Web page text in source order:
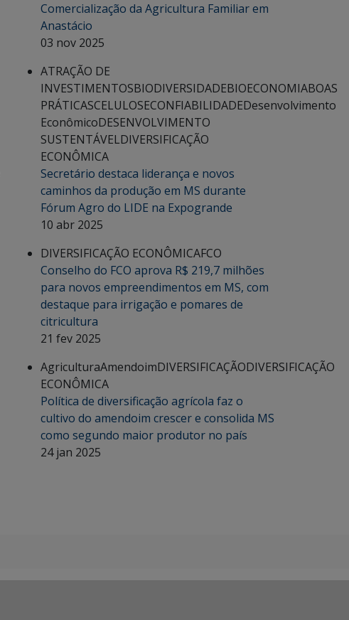
Comercialização da Agricultura Familiar em
Anastácio
03 nov 2025
ATRAÇÃO DE
INVESTIMENTOSBIODIVERSIDADEBIOECONOMIABOAS
PRÁTICASCELULOSECONFIABILIDADEDesenvolvimento
EconômicoDESENVOLVIMENTO
SUSTENTÁVELDIVERSIFICAÇÃO
ECONÔMICA
Secretário destaca liderança e novos
caminhos da produção em MS durante
Fórum Agro do LIDE na Expogrande
10 abr 2025
DIVERSIFICAÇÃO ECONÔMICAFCO
Conselho do FCO aprova R$ 219,7 milhões
para novos empreendimentos em MS, com
destaque para irrigação e pomares de
citricultura
21 fev 2025
AgriculturaAmendoimDIVERSIFICAÇÃODIVERSIFICAÇÃO
ECONÔMICA
Política de diversificação agrícola faz o
cultivo do amendoim crescer e consolida MS
como segundo maior produtor no país
24 jan 2025